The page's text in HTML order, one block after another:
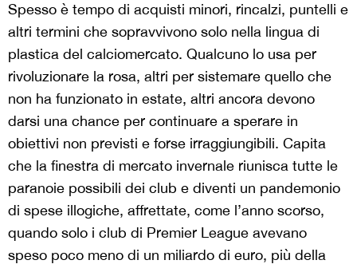
Spesso è tempo di acquisti minori, rincalzi, puntelli e
altri termini che sopravvivono solo nella lingua di
plastica del calciomercato. Qualcuno lo usa per
rivoluzionare la rosa, altri per sistemare quello che
non ha funzionato in estate, altri ancora devono
darsi una chance per continuare a sperare in
obiettivi non previsti e forse irraggiungibili. Capita
che la finestra di mercato invernale riunisca tutte le
paranoie possibili dei club e diventi un pandemonio
di spese illogiche, affrettate, come l’anno scorso,
quando solo i club di Premier League avevano
speso poco meno di un miliardo di euro, più della